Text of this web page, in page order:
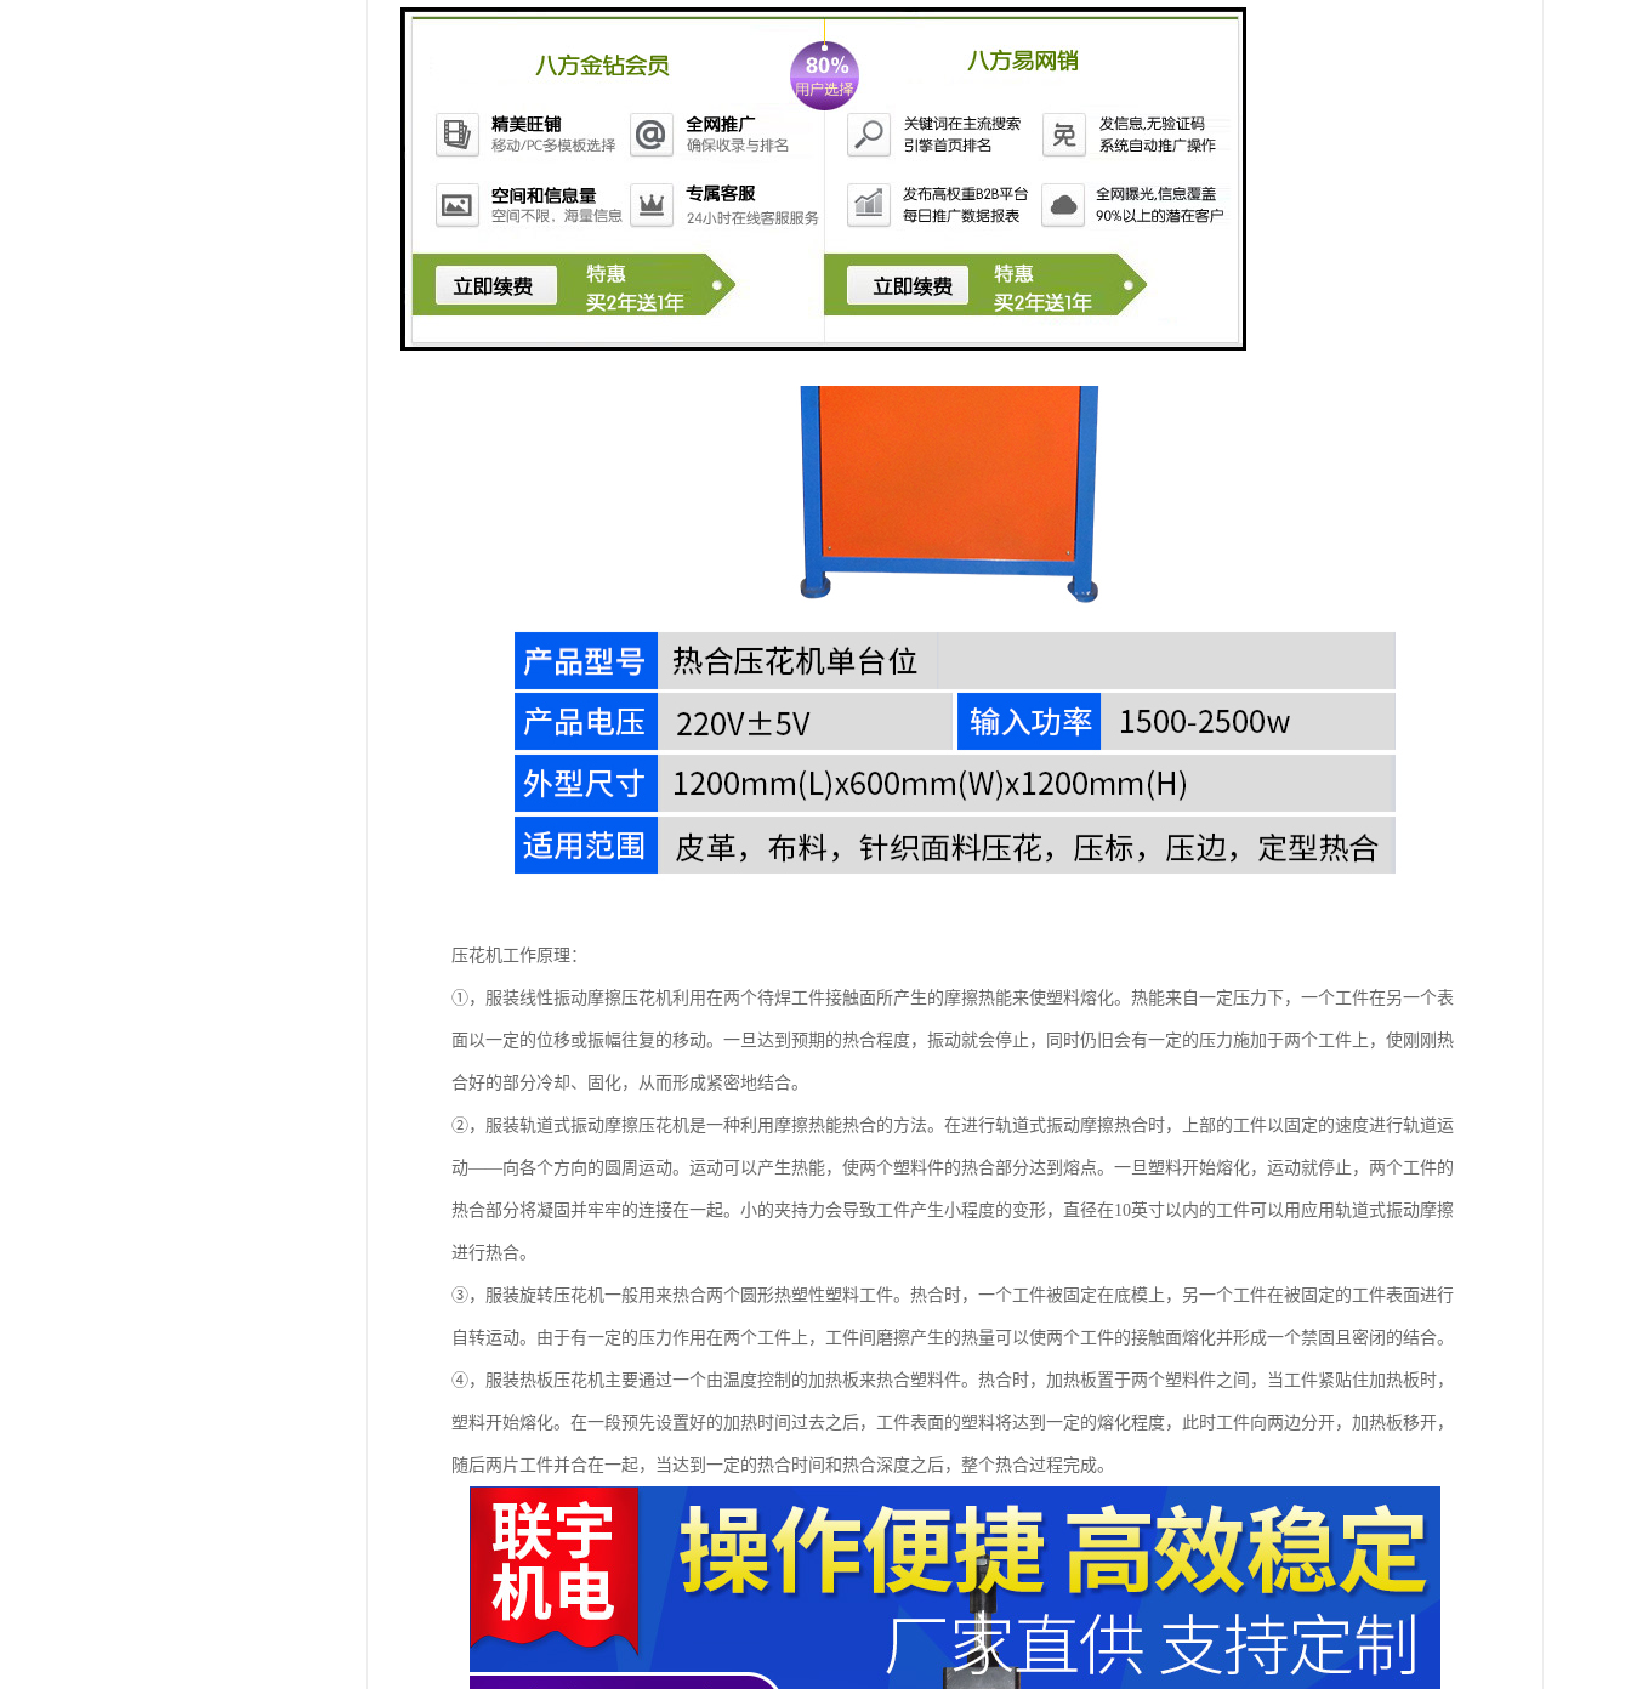
压花机工作原理：
①，服装线性振动摩擦压花机利用在两个待焊工件接触面所产生的摩擦热能来使塑料熔化。热能来自一定压力下，一个工件在另一个表
面以一定的位移或振幅往复的移动。一旦达到预期的热合程度，振动就会停止，同时仍旧会有一定的压力施加于两个工件上，使刚刚热
合好的部分冷却、固化，从而形成紧密地结合。
②，服装轨道式振动摩擦压花机是一种利用摩擦热能热合的方法。在进行轨道式振动摩擦热合时，上部的工件以固定的速度进行轨道运
动——向各个方向的圆周运动。运动可以产生热能，使两个塑料件的热合部分达到熔点。一旦塑料开始熔化，运动就停止，两个工件的
热合部分将凝固并牢牢的连接在一起。小的夹持力会导致工件产生小程度的变形，直径在10英寸以内的工件可以用应用轨道式振动摩擦
进行热合。
③，服装旋转压花机一般用来热合两个圆形热塑性塑料工件。热合时，一个工件被固定在底模上，另一个工件在被固定的工件表面进行
自转运动。由于有一定的压力作用在两个工件上，工件间磨擦产生的热量可以使两个工件的接触面熔化并形成一个禁固且密闭的结合。
④，服装热板压花机主要通过一个由温度控制的加热板来热合塑料件。热合时，加热板置于两个塑料件之间，当工件紧贴住加热板时，
塑料开始熔化。在一段预先设置好的加热时间过去之后，工件表面的塑料将达到一定的熔化程度，此时工件向两边分开，加热板移开，
随后两片工件并合在一起，当达到一定的热合时间和热合深度之后，整个热合过程完成。